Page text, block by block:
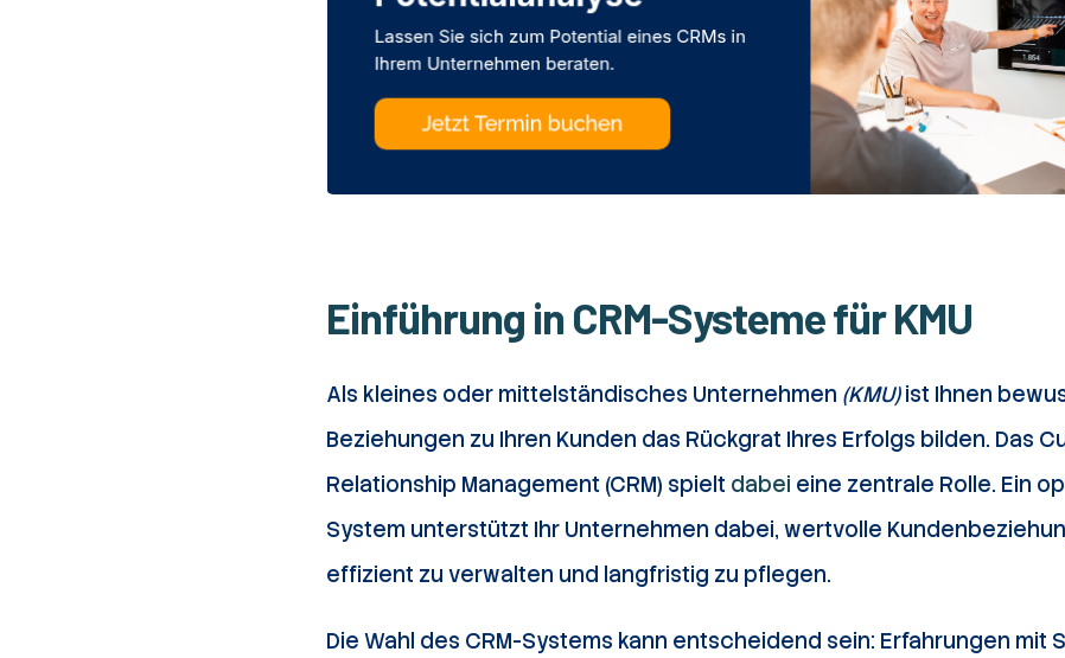
Einführung in CRM-Systeme für KMU
Als kleines oder mittelständisches Unternehmen (KMU)ist Ihnen
Beziehungen zu Ihren Kunden das Rückgrat Ihres Erfolgs bilden. Das
Relationship Management (CRM) spielt dabei eine zentrale Rolle. Ein
System unterstützt Ihr Unternehmen dabei, wertvolle
effizient zu verwalten und langfristig zu pflegen.
Die Wahl des CRM-Systems kann entscheidend sein: Erfahrungen mit